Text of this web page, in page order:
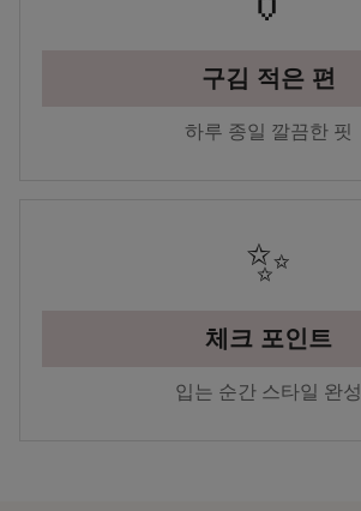
구김 적은 편
하루 종일 깔끔한 핏
✨
체크 포인트
입는 순간 스타일 완성